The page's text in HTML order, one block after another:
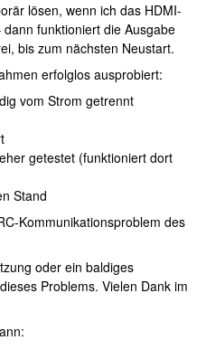
lösen, wenn ich das HDMI-
funktioniert die Ausgabe
bis zum nächsten Neustart.
erfolglos ausprobiert:
vom Strom getrennt
getestet (funktioniert dort
Stand
Kommunikationsproblem des
oder ein baldiges
Problems. Vielen Dank im